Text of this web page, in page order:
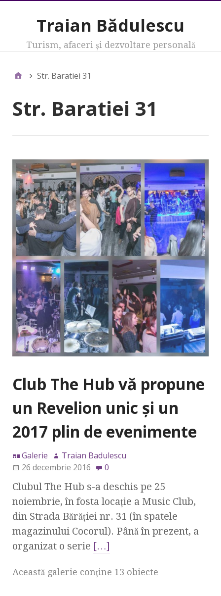
Traian Bădulescu
Turism, afaceri şi dezvoltare personală
Str. Baratiei 31
Str. Baratiei 31
Club The Hub vă propune
un Revelion unic şi un
2017 plin de evenimente
Galerie
Traian Badulescu
26 decembrie 2016
0
Clubul The Hub s-a deschis pe 25
noiembrie, în fosta locaţie a Music Club,
din Strada Bărăţiei nr. 31 (în spatele
magazinului Cocorul). Până în prezent, a
organizat o serie […]
Această galerie conţine 13 obiecte